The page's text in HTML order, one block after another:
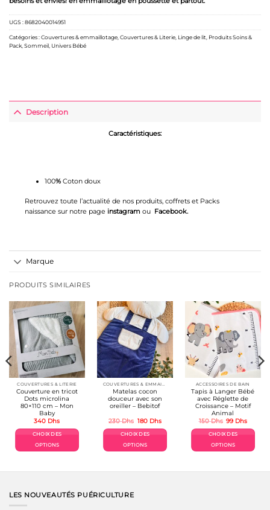
UGS :8682040014951
Catégories :Couvertures & emmaillotage,Couvertures & Literie, Linge de lit, Produits Soins &
Pack,Sommeil, Univers Bébé
Description
Caractéristiques:
100% Coton doux
Retrouvez toute l’actualité de nos produits, coffrets et Packs
naissance sur notre page instagram ou Facebook.
Marque
PRODUITS SIMILAIRES
COUVERTURES & LITERIE
Couverture en tricot
Dots microlina
80×110 cm – Mon
Baby
340 Dhs
CHOIX DES
OPTIONS
a
variations.
COUVERTURES & EMMAILLOTAGE
Matelas cocon
douceur avec son
oreiller – Bebitof
230Dhs Le
initial
était :
230 Dhs.
180 DhsLe
actuel
CHOIX DES
OPTIONS
a
ACCESSOIRES DE BAIN
Tapis à Langer Bébé
avec Réglette de
Croissance – Motif
Animal
150Dhs Le
initial
était :
150 Dhs.
99 DhsLe
actuel
CHOIX DES
OPTIONS
a
LES NOUVEAUTÉS PUÉRICULTURE